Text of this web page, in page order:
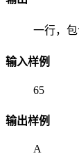
一行，包
输入样例
65
输出样例
A